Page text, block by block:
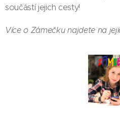
součástí jejich cesty!
Více o Zámečku najdete na